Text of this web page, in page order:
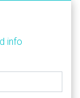
info